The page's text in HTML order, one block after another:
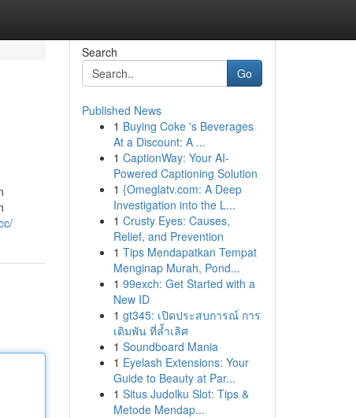
Search
Go
Published News
1 Buying Coke 's Beverages
At a Discount: A ...
1 CaptionWay: Your AI-
Powered Captioning Solution
1 {Omeglatv.com: A Deep
Investigation into the L...
1 Crusty Eyes: Causes,
Relief, and Prevention
1 Tips Mendapatkan Tempat
Menginap Murah, Pond...
1 99exch: Get Started with a
New ID
1 gt345: เปิดประสบการณ์ การ
เดิมพัน ที่ล้ำเลิศ
1 Soundboard Mania
1 Eyelash Extensions: Your
Guide to Beauty at Par...
1 Situs Judolku Slot: Tips &
Metode Mendap...